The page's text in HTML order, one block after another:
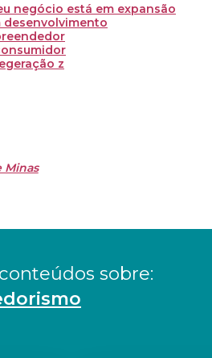
negócio está em expansão
desenvolvimento
geração z
Minas